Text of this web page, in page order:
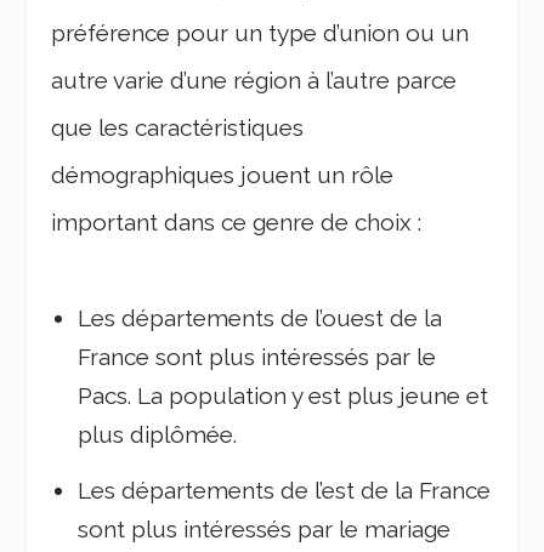
préférence pour un type d’union ou un
autre varie d’une région à l’autre parce
que les caractéristiques
démographiques jouent un rôle
important dans ce genre de choix :
Les départements de l’ouest de la
France sont plus intéressés par le
Pacs. La population y est plus jeune et
plus diplômée.
Les départements de l’est de la France
sont plus intéressés par le mariage